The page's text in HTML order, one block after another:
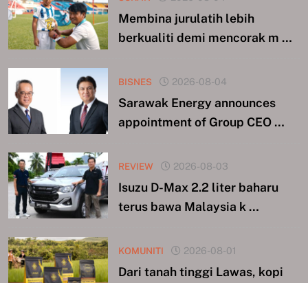
Membina jurulatih lebih
berkualiti demi mencorak m …
BISNES 2026-08-04
Sarawak Energy announces
appointment of Group CEO …
REVIEW 2026-08-03
Isuzu D-Max 2.2 liter baharu
terus bawa Malaysia k …
KOMUNITI 2026-08-01
Dari tanah tinggi Lawas, kopi